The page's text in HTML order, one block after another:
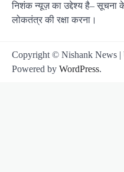
निशंक न्यूज़ का उद्देश्य है– सूचना
लोकतंत्र की रक्षा करना।
Copyright © Nishank News |
Powered by WordPress.